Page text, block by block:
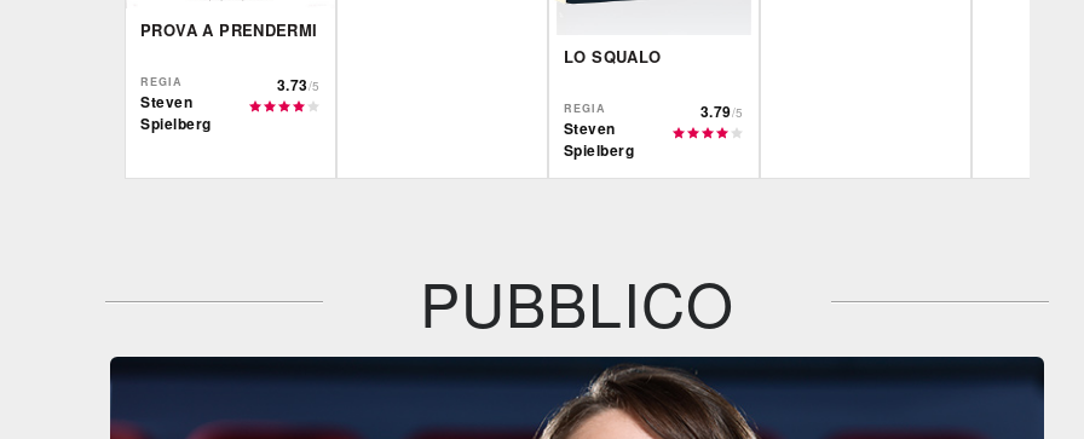
PROVA A PRENDERMI
REGIA
Steven
Spielberg
3.73/5
LO SQUALO
REGIA
Steven
Spielberg
3.79/5
PUBBLICO